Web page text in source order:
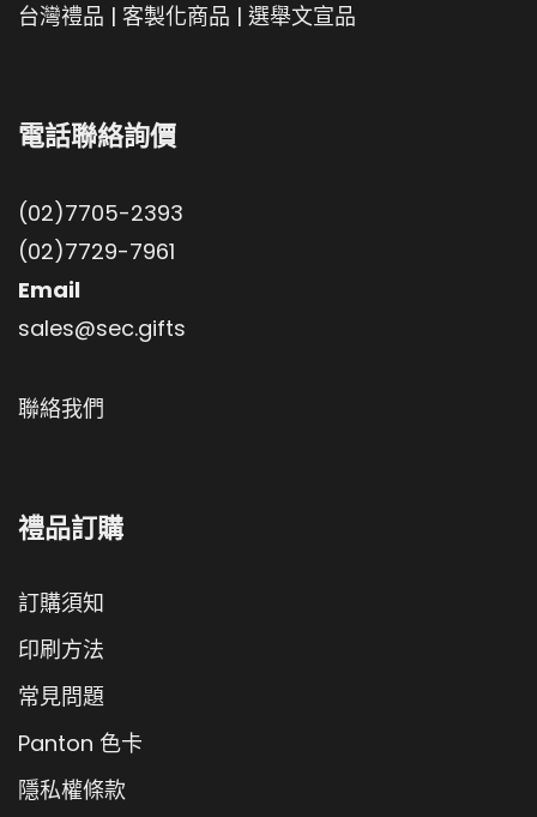
台灣禮品 | 客製化商品 | 選舉文宣品
電話聯絡詢價
(02)7705-2393
(02)7729-7961
Email
sales@sec.gifts
聯絡我們
禮品訂購
訂購須知
印刷方法
常見問題
Panton 色卡
隱私權條款